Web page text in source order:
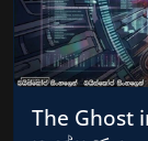
The Ghost